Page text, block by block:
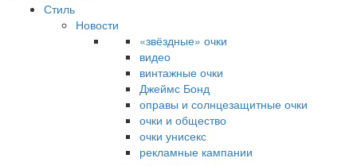
Стиль
Новости
«звёздные» очки
видео
винтажные очки
Джеймс Бонд
оправы и солнцезащитные очки
очки и общество
очки унисекс
рекламные кампании